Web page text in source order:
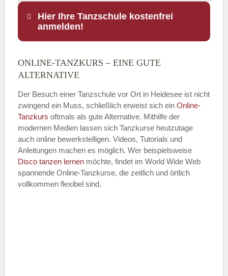
Hier Ihre Tanzschule kostenfrei
anmelden!
Name
E-Mail*
Name der Tanzschule
ONLINE-TANZKURS – EINE GUTE
ALTERNATIVE
Der Besuch einer Tanzschule vor Ort in Heidesee ist nicht
zwingend ein Muss, schließlich erweist sich ein Online-
Tanzkurs oftmals als gute Alternative. Mithilfe der
modernen Medien lassen sich Tanzkurse heutzutage
auch online bewerkstelligen. Videos, Tutorials und
Anleitungen machen es möglich. Wer beispielsweise
Disco tanzen lernen möchte, findet im World Wide Web
spannende Online-Tanzkurse, die zeitlich und örtlich
vollkommen flexibel sind.